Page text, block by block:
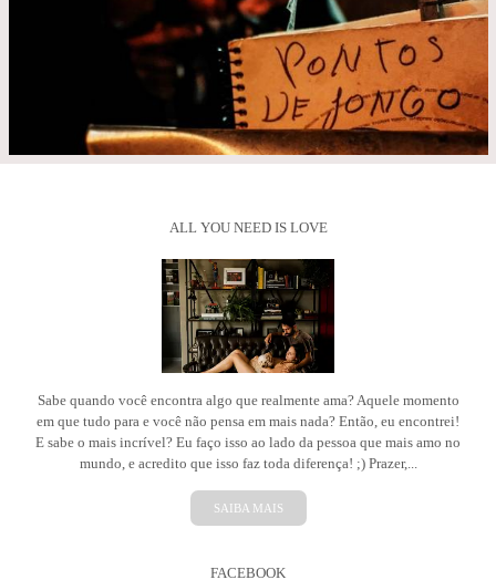
ALL YOU NEED IS LOVE
Sabe quando você encontra algo que realmente ama? Aquele momento
em que tudo para e você não pensa em mais nada? Então, eu encontrei!
E sabe o mais incrível? Eu faço isso ao lado da pessoa que mais amo no
mundo, e acredito que isso faz toda diferença! ;) Prazer,...
SAIBA MAIS
FACEBOOK